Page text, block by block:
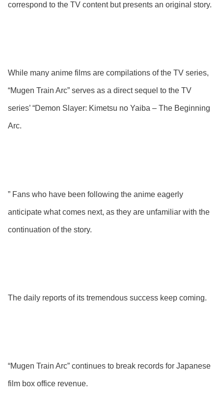
correspond to the TV content but presents an original story.
While many anime films are compilations of the TV series,
“Mugen Train Arc” serves as a direct sequel to the TV
series’ “Demon Slayer: Kimetsu no Yaiba – The Beginning
Arc.
” Fans who have been following the anime eagerly
anticipate what comes next, as they are unfamiliar with the
continuation of the story.
The daily reports of its tremendous success keep coming.
“Mugen Train Arc” continues to break records for Japanese
film box office revenue.